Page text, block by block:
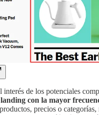
interés de los potenciales
con la mayor
precios o categorías,